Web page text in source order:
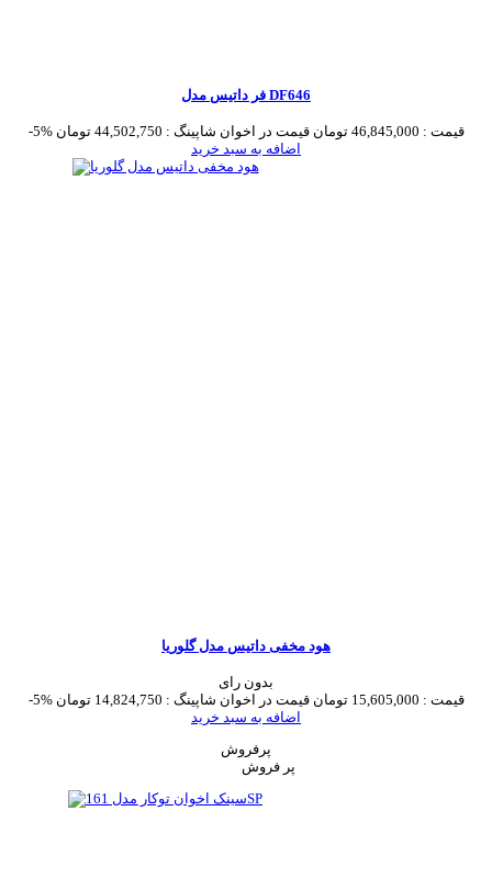
فر داتیس مدل DF646
-5% قیمت : 46,845,000 تومان قیمت در اخوان شاپینگ : 44,502,750 تومان
اضافه به سبد خرید
هود مخفی داتیس مدل گلوریا
بدون رای
-5%
قیمت : 15,605,000 تومان قیمت در اخوان شاپینگ : 14,824,750 تومان
اضافه به سبد خرید
پرفروش